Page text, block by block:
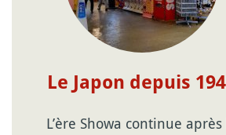
Le Japon depuis
L’ère Showa continue après